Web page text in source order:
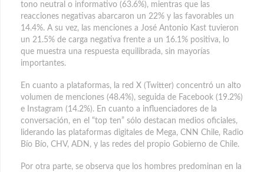
tono neutral o informativo (63.6%), mientras que las
reacciones negativas abarcaron un 22% y las favorables un
14.4%. A su vez, las menciones a José Antonio Kast tuvieron
un 21.5% de carga negativa frente a un 16.1% positiva, lo
que muestra una respuesta equilibrada, sin mayorías
importantes.
En cuanto a plataformas, la red X (Twitter) concentró un alto
volumen de menciones (48.4%), seguida de Facebook (19.2%)
e Instagram (14.2%). En cuanto a influenciadores de la
conversación, en el “top ten” sólo destacan medios oficiales,
liderando las plataformas digitales de Mega, CNN Chile, Radio
Bío Bío, CHV, ADN, y las redes del propio Gobierno de Chile.
Por otra parte, se observa que los hombres predominan en la